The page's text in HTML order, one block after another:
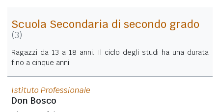
Scuola Secondaria di secondo grado
(3)
Ragazzi da 13 a 18 anni. Il ciclo degli studi ha una durata
fino a cinque anni.
Istituto Professionale
Don Bosco